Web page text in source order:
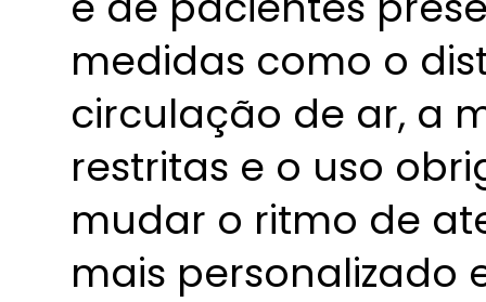
medidas como o
circulação de ar, a
restritas e o uso
mudar o ritmo de
mais personalizado